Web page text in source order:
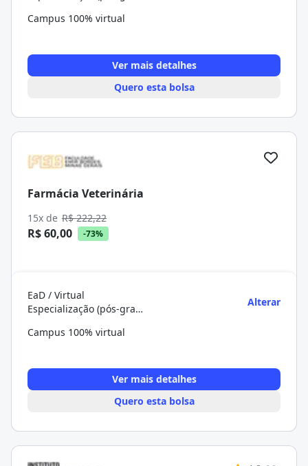
Campus 100% virtual
Ver mais detalhes
Quero esta bolsa
Farmácia Veterinária
15x de R$ 222,22
R$ 60,00 -73%
EaD / Virtual
Especialização (pós-graduação)
Alterar
Campus 100% virtual
Ver mais detalhes
Quero esta bolsa